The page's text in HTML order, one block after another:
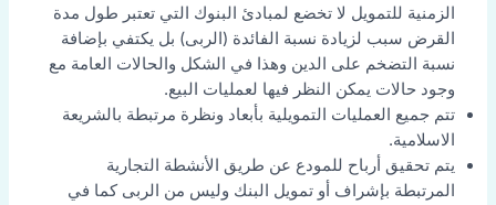
الزمنية للتمويل لا تخضع لمبادئ البنوك التي تعتبر طول مدة
القرض سبب لزيادة نسبة الفائدة (الربى) بل يكتفي بإضافة
نسبة التضخم على الدين وهذا في الشكل والحالات العامة مع
وجود حالات يمكن النظر فيها لعمليات البيع.
تتم جميع العمليات التمويلية بأبعاد ونظرة مرتبطة بالشريعة
الاسلامية.
يتم تحقيق أرباح للمودع عن طريق الأنشطة التجارية
المرتبطة بإشراف أو تمويل البنك وليس من الربى كما في